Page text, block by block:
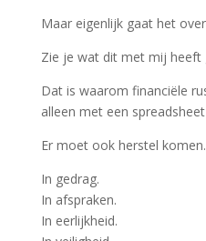
Maar eigenlijk gaat het
Zie je wat dit met mij heeft
Dat is waarom financiële
alleen met een
Er moet ook herstel komen.
In gedrag.
In afspraken.
In eerlijkheid.